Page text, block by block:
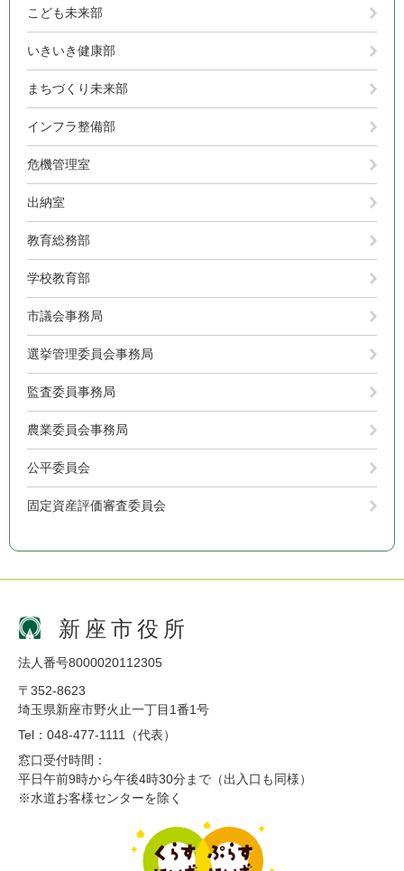
こども未来部
いきいき健康部
まちづくり未来部
インフラ整備部
危機管理室
出納室
教育総務部
学校教育部
市議会事務局
選挙管理委員会事務局
監査委員事務局
農業委員会事務局
公平委員会
固定資産評価審査委員会
新座市役所
法人番号8000020112305
〒352-8623
埼玉県新座市野火止一丁目1番1号
Tel：048-477-1111（代表）
窓口受付時間：
平日午前9時から午後4時30分まで（出入口も同様）
※水道お客様センターを除く